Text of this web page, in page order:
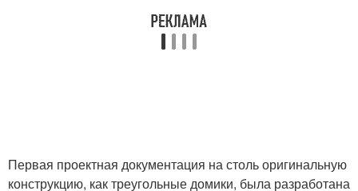
Первая проектная документация на столь оригинальную
конструкцию, как треугольные домики, была разработана